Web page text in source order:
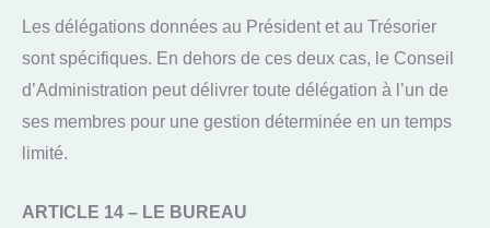
Les délégations données au Président et au Trésorier
sont spécifiques. En dehors de ces deux cas, le Conseil
d’Administration peut délivrer toute délégation à l’un de
ses membres pour une gestion déterminée en un temps
limité.
ARTICLE 14 – LE BUREAU